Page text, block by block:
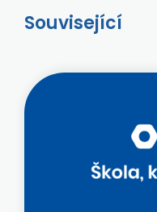
Související